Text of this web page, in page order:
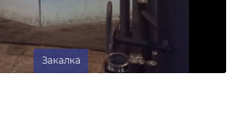
Закалка